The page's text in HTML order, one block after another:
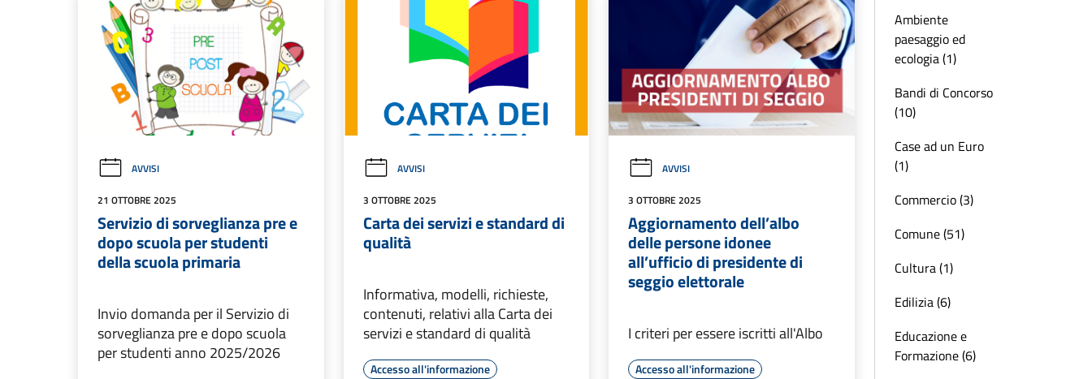
AVVISI
21 OTTOBRE 2025
Servizio di sorveglianza pre e
dopo scuola per studenti
della scuola primaria
Invio domanda per il Servizio di
sorveglianza pre e dopo scuola
per studenti anno 2025/2026
AVVISI
3 OTTOBRE 2025
Carta dei servizi e standard di
qualità
Informativa, modelli, richieste,
contenuti, relativi alla Carta dei
servizi e standard di qualità
Accesso all'informazione
AVVISI
3 OTTOBRE 2025
Aggiornamento dell’albo
delle persone idonee
all’ufficio di presidente di
seggio elettorale
I criteri per essere iscritti all'Albo
Accesso all'informazione
Ambiente
paesaggio ed
ecologia (1)
Bandi di Concorso
(10)
Case ad un Euro
(1)
Commercio (3)
Comune (51)
Cultura (1)
Edilizia (6)
Educazione e
Formazione (6)